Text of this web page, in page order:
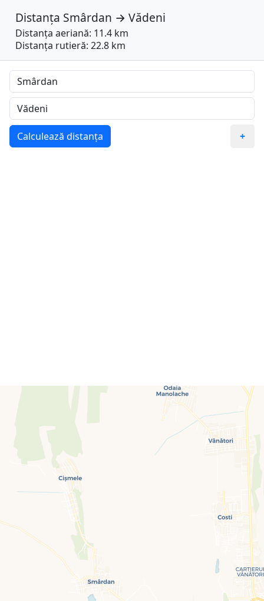
Distanța Smârdan → Vădeni
Distanța aeriană: 11.4 km
Distanța rutieră: 22.8 km
Calculează distanța +